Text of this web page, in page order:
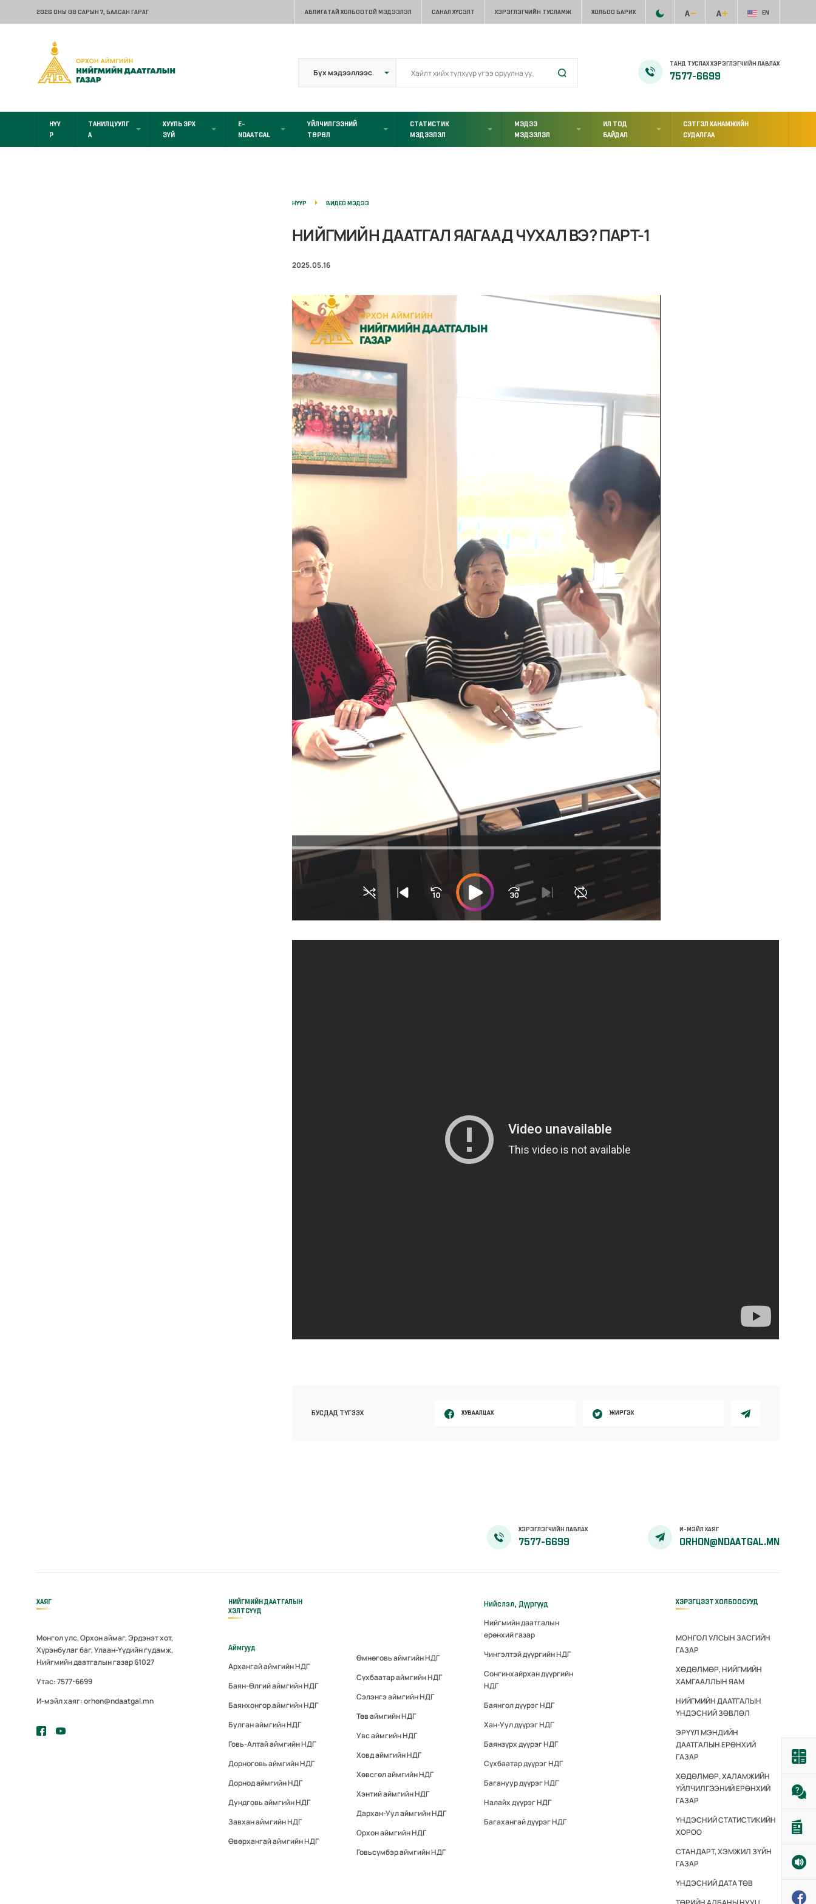
2026 ОНЫ 08 САРЫН 7, БААСАН ГАРАГ АВЛИГАТАЙ ХОЛБООТОЙ МЭДЭЭЛЭЛ САНАЛ ХҮСЭЛТ ХЭРЭГЛЭГЧИЙН ТУСЛАМЖ ХОЛБОО БАРИХ EN
ТАНД ТУСЛАХ ХЭРЭГЛЭГЧИЙН ЛАВЛАХ
7577-6699
НҮҮ
Р
ТАНИЛЦУУЛГ
А
ХУУЛЬ ЭРХ
ЗҮЙ
E-
NDAATGAL
ҮЙЛЧИЛГЭЭНИЙ
ТӨРӨЛ
СТАТИСТИК
МЭДЭЭЛЭЛ
МЭДЭЭ
МЭДЭЭЛЭЛ
ИЛ ТОД
БАЙДАЛ
СЭТГЭЛ ХАНАМЖИЙН
СУДАЛГАА
НҮҮР ВИДЕО МЭДЭЭ
НИЙГМИЙН ДААТГАЛ ЯАГААД ЧУХАЛ ВЭ? ПАРТ-1
2025.05.16
БУСДАД ТҮГЭЭХ ХУВААЛЦАХ ЖИРГЭХ
ХЭРЭГЛЭГЧИЙН ЛАВЛАХ
7577-6699
И-МЭЙЛ ХАЯГ
ORHON@NDAATGAL.MN
ХАЯГ
Монгол улс, Орхон аймаг, Эрдэнэт хот,
Хүрэнбулаг баг, Улаан-Үүдийн гудамж,
Нийгмийн даатгалын газар 61027
Утас: 7577-6699
И-мэйл хаяг: orhon@ndaatgal.mn
НИЙГМИЙН ДААТГАЛЫН
ХЭЛТСҮҮД
Аймгууд
Архангай аймгийн НДГ
Баян-Өлгий аймгийн НДГ
Баянхонгор аймгийн НДГ
Булган аймгийн НДГ
Говь-Алтай аймгийн НДГ
Дорноговь аймгийн НДГ
Дорнод аймгийн НДГ
Дундговь аймгийн НДГ
Завхан аймгийн НДГ
Өвөрхангай аймгийн НДГ
Өмнөговь аймгийн НДГ
Сүхбаатар аймгийн НДГ
Сэлэнгэ аймгийн НДГ
Төв аймгийн НДГ
Увс аймгийн НДГ
Ховд аймгийн НДГ
Хөвсгөл аймгийн НДГ
Хэнтий аймгийн НДГ
Дархан-Уул аймгийн НДГ
Орхон аймгийн НДГ
Говьсүмбэр аймгийн НДГ
Нийслэл, Дүүргүүд
Нийгмийн даатгалын
ерөнхий газар
Чингэлтэй дүүргийн НДГ
Сонгинхайрхан дүүргийн
НДГ
Баянгол дүүрэг НДГ
Хан-Уул дүүрэг НДГ
Баянзүрх дүүрэг НДГ
Сүхбаатар дүүрэг НДГ
Багануур дүүрэг НДГ
Налайх дүүрэг НДГ
Багахангай дүүрэг НДГ
ХЭРЭГЦЭЭТ ХОЛБООСУУД
МОНГОЛ УЛСЫН ЗАСГИЙН
ГАЗАР
ХӨДӨЛМӨР, НИЙГМИЙН
ХАМГААЛЛЫН ЯАМ
НИЙГМИЙН ДААТГАЛЫН
ҮНДЭСНИЙ ЗӨВЛӨЛ
ЭРҮҮЛ МЭНДИЙН
ДААТГАЛЫН ЕРӨНХИЙ
ГАЗАР
ХӨДӨЛМӨР, ХАЛАМЖИЙН
ҮЙЛЧИЛГЭЭНИЙ ЕРӨНХИЙ
ГАЗАР
ҮНДЭСНИЙ СТАТИСТИКИЙН
ХОРОО
СТАНДАРТ, ХЭМЖИЛ ЗҮЙН
ГАЗАР
ҮНДЭСНИЙ ДАТА ТӨВ